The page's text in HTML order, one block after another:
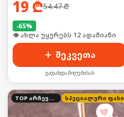
19 ₾54.47₾
-65%
🛒 ბოლო 24სთ-ში იყიდა 15-მა
შეკვეთა
გადახდა მიღებისას
TOP არჩევანი სპეციალური ფასი